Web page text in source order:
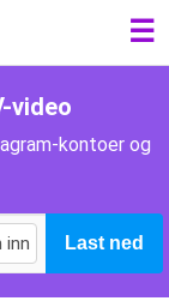
☰
video
kontoer og
inn Last ned